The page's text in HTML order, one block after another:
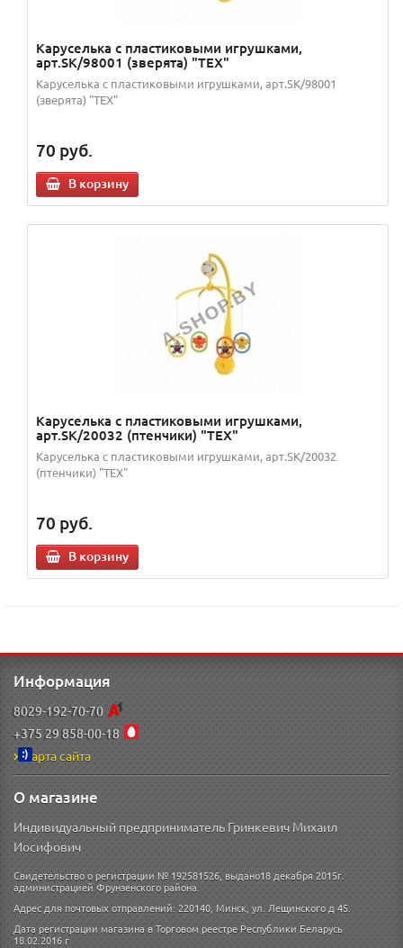
Каруселька с пластиковыми игрушками,
арт.SK/98001 (зверята) "TEX"
Каруселька с пластиковыми игрушками, арт.SK/98001
(зверята) "TEX"
70 руб.
В корзину
Каруселька с пластиковыми игрушками,
арт.SK/20032 (птенчики) "TEX"
Каруселька с пластиковыми игрушками, арт.SK/20032
(птенчики) "TEX"
70 руб.
В корзину
Информация
8029-192-70-70
+375 29 858-00-18
Карта сайта
О магазине
Индивидуальный предприниматель Гринкевич Михаил
Иосифович
Свидетельство о регистрации № 192581526, выдано18 декабря 2015г.
администрацией Фрунзенского района.
Адрес для почтовых отправлений: 220140, Минск, ул. Лещинского д 45.
Дата регистрации магазина в Торговом реестре Республики Беларусь
18.02.2016 г